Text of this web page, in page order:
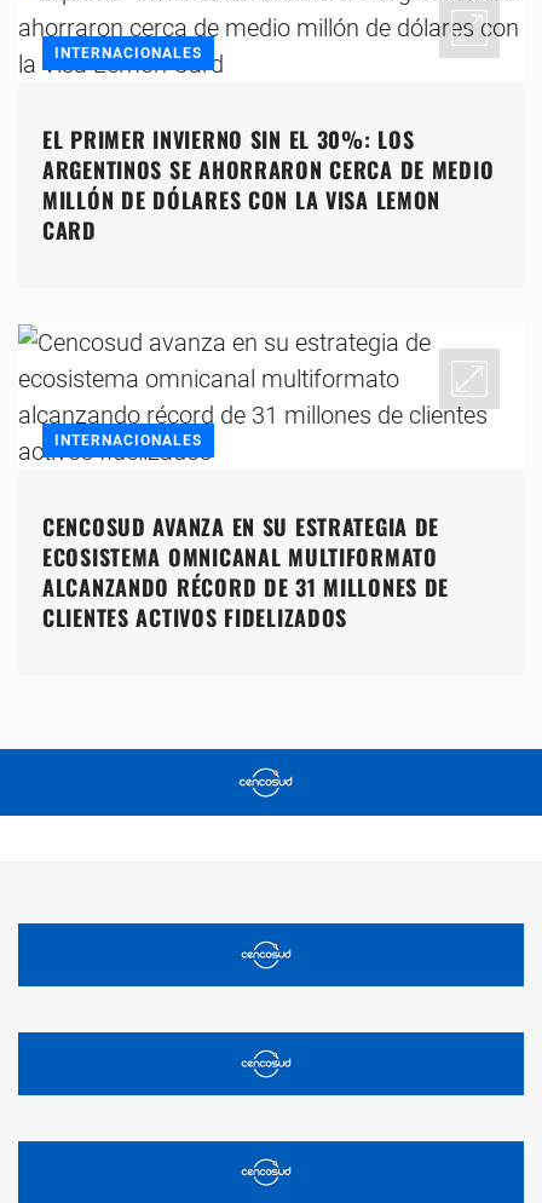
INTERNACIONALES
EL PRIMER INVIERNO SIN EL 30%: LOS
ARGENTINOS SE AHORRARON CERCA DE MEDIO
MILLÓN DE DÓLARES CON LA VISA LEMON
CARD
INTERNACIONALES
CENCOSUD AVANZA EN SU ESTRATEGIA DE
ECOSISTEMA OMNICANAL MULTIFORMATO
ALCANZANDO RÉCORD DE 31 MILLONES DE
CLIENTES ACTIVOS FIDELIZADOS